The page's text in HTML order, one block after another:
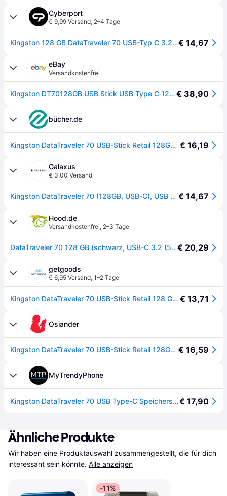
Cyberport
€ 9,99 Versand, 2–4 Tage
Kingston 128 GB DataTraveler 70 USB-Typ C 3.2 Gen1 USB-Stick€ 14,67
eBay
Versandkostenfrei
Kingston DT70128GB USB Stick USB Type C 128GB Datum Traveler 70 Schwarz€ 38,90
bücher.de
Kingston DataTraveler 70 USB-Stick Retail 128GB Schwarz DT70/128GB USB-C® € 16,19
Galaxus
€ 3,00 Versand
Kingston DataTraveler 70 (128GB, USB-C), USB Stick, Schwarz € 14,67
Hood.de
Versandkostenfrei, 2–3 Tage
DataTraveler 70 128 GB (schwarz, USB-C 3.2 (5 Gbit/s))€ 20,29
getgoods
€ 6,95 Versand, 1–2 Tage
Kingston DataTraveler 70 USB-Stick Retail 128 GB Schwarz DT70/128GB USB-C® € 13,71
Osiander
Kingston DataTraveler 70 USB-Stick Retail 128GB Schwarz DT70/128GB USB-C® € 16,59
MyTrendyPhone
Kingston DataTraveler 70 USB Type-C Speicherstick - 128GB€ 17,90
Ähnliche Produkte
Wir haben eine Produktauswahl zusammengestellt, die für dich
interessant sein könnte. Alle anzeigen
-11%